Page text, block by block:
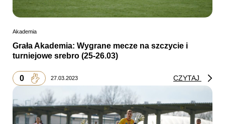
Akademia
Grała Akademia: Wygrane mecze na szczycie i
turniejowe srebro (25-26.03)
0 27.03.2023 CZYTAJ